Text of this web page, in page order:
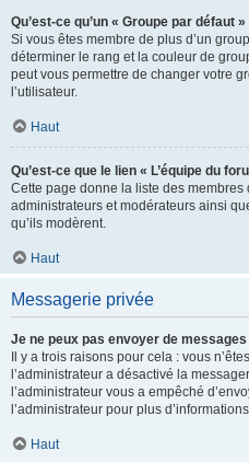
Qu’est-ce qu’un « Groupe par défaut »
Si vous êtes membre de plus d’un
déterminer le rang et la couleur de
peut vous permettre de changer votre
l’utilisateur.
Haut
Qu’est-ce que le lien « L’équipe du
Cette page donne la liste des membres
administrateurs et modérateurs ainsi
qu’ils modèrent.
Haut
Messagerie privée
Je ne peux pas envoyer de
Il y a trois raisons pour cela : vous
l’administrateur a désactivé la
l’administrateur vous a empêché
l’administrateur pour plus
Haut